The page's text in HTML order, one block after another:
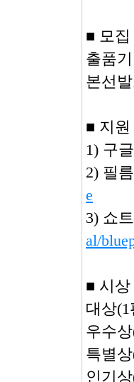
■ 모
출품
본선
■ 지원
1) 구
2) 필
e
3) 쇼
al/
■ 시상
대상(1
우수
특별
인기